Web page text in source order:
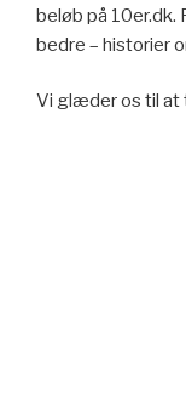
beløb på 10er.dk.
bedre – historier
Vi glæder os til at